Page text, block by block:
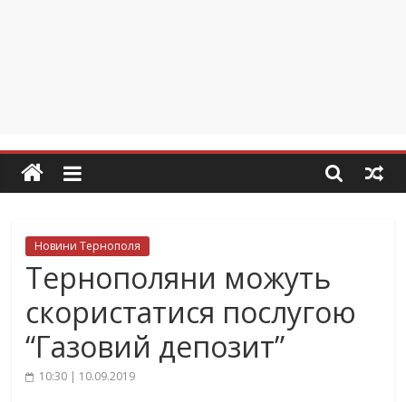
Новини Тернополя
Тернополяни можуть
скористатися послугою
“Газовий депозит”
10:30 | 10.09.2019